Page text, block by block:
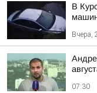
В
Вчера,
07:30